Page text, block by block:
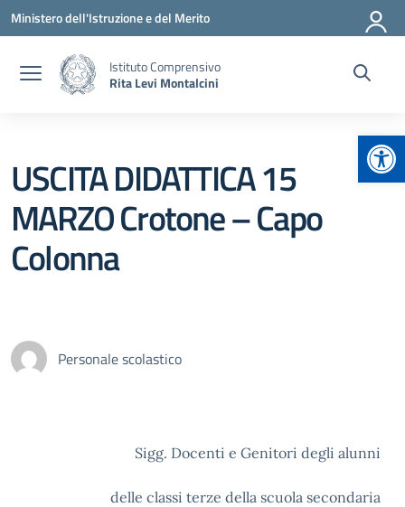
Vai ai contenuti
Vai al menu di navigazione
Vai al footer
Ministero dell'Istruzione e del Merito
Istituto Comprensivo
Rita Levi Montalcini
USCITA DIDATTICA 15
MARZO Crotone – Capo
Colonna
Personale scolastico
Sigg. Docenti e Genitori degli alunni
delle classi terze della scuola secondaria